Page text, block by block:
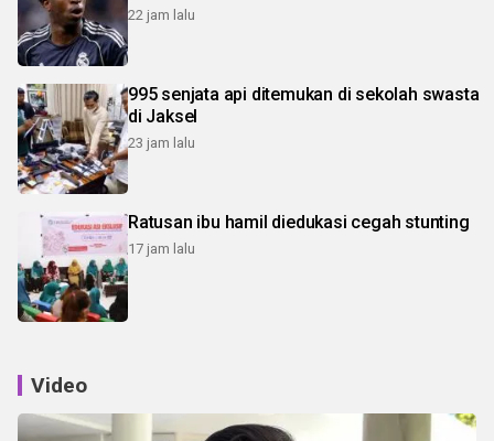
22 jam lalu
995 senjata api ditemukan di sekolah swasta
di Jaksel
23 jam lalu
Ratusan ibu hamil diedukasi cegah stunting
17 jam lalu
Video